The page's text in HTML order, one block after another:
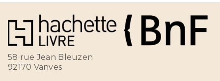
58 rue Jean Bleuzen
92170 Vanves